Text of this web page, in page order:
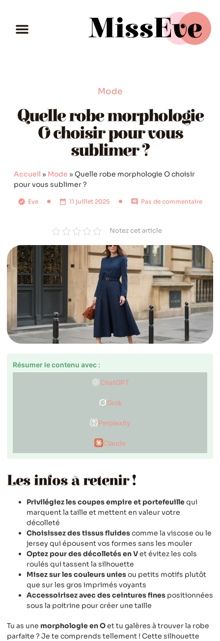
Mode
Quelle robe morphologie
O choisir pour vous
sublimer ?
Accueil » Mode » Quelle robe morphologie O choisir
pour vous sublimer ?
Eve 11 juillet 2025 Pas de commentaire
Notez cet article
Résumer le contenu avec :
ChatGPT
Grok
Perplexity
Claude
Les infos à retenir !
Privilégiez les coupes empire et portefeuillequi
marquent la taille et mettent en valeur votre
décolleté
Choisissez des tissus fluidescomme la viscose ou le
jersey qui épousent vos formes sans les mouler
Optez pour des décolletés en Vet évitez les cols
roulés qui tassent la silhouette
Misez sur les couleurs uniesou petits motifs plutôt
que sur les gros imprimés voyants
Accessoirisez avec des ceintures fines positionnées
sous la poitrine pour créer une taille
Tu as une morphologie en Oet tu galères à trouver la robe
parfaite ? Je te comprends tellement ! Cette silhouette